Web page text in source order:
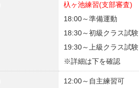
杁ヶ池練習(支部審査)
18:00～準備運動
18:30～初級クラス試験
19:30～上級クラス試験
※詳細は下を確認
12:00～自主練習可